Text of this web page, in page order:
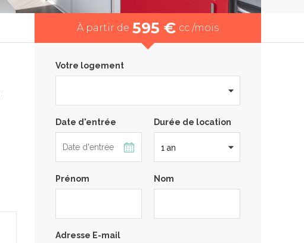
À partir de 595 € cc /mois
Votre logement
Date d'entrée Durée de location
Prénom Nom
Adresse E-mail